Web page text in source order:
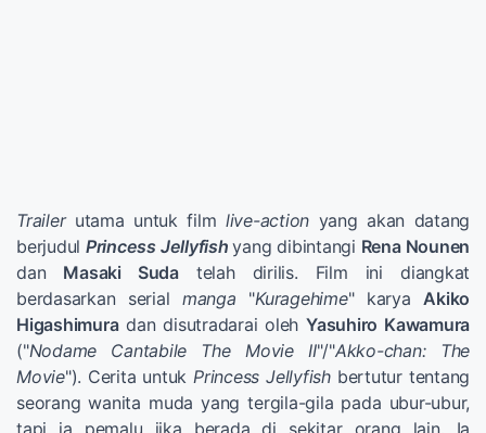
Trailerutama untuk film live-action yang akan datang
berjudul Princess Jellyfish yang dibintangi Rena Nounen
dan Masaki Sudatelah dirilis. Film ini diangkat
berdasarkan serial manga "Kuragehime" karya Akiko
Higashimuradan disutradarai olehYasuhiro Kawamura
("Nodame Cantabile The Movie II"/"Akko-chan: The
Movie"). Cerita untuk Princess Jellyfishbertutur tentang
seorang wanita muda yang tergila-gila pada ubur-ubur,
tapi ia pemalu jika berada di sekitar orang lain. Ia